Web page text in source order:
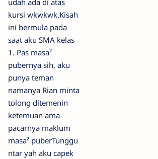
udah ada di atas
kursi wkwkwk.Kisah
ini bermula pada
saat aku SMA kelas
1. Pas masa²
pubernya sih, aku
punya teman
namanya Rian minta
tolong ditemenin
ketemuan ama
pacarnya maklum
masa² puberTunggu
ntar yah aku capek